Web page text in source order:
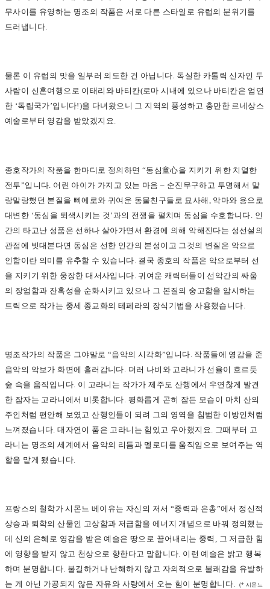
무사이를 유영하는 명조의 작품은 서로 다른 스타일로 유럽의 분위기를
드러냅니다.
물론 이 유럽의 맛을 일부러 의도한 건 아닙니다. 독실한 카톨릭 신자인 두
사람이 신혼여행으로 이태리와 바티칸(로마 시내에 있으나 바티칸은 엄연
한 ‘독립국가’입니다!)을 다녀왔으니 그 지역의 풍성하고 충만한 르네상스
예술로부터 영감을 받았겠지요.
종호작가의 작품을 한마디로 정의하면 “동심童心을 지키기 위한 치열한
전투”입니다. 어린 아이가 가지고 있는 마음 – 순진무구하고 투명해서 말
랑말랑했던 본질을 삐에로와 귀여운 동물친구들로 묘사해, 악마와 용으로
대변한 ‘동심을 퇴색시키는 것’과의 전쟁을 펼치며 동심을 수호합니다. 인
간의 타고난 성품은 선하나 살아가면서 환경에 의해 악해진다는 성선설의
관점에 빗대본다면 동심은 선한 인간의 본성이고 그것의 변질은 악으로
인함이란 의미를 유추할 수 있습니다. 결국 종호의 작품은 악으로부터 선
을 지키기 위한 웅장한 대서사입니다. 귀여운 캐릭터들이 선악간의 싸움
의 장엄함과 잔혹성을 순화시키고 있으나 그 본질의 숭고함을 암시하는
트릭으로 작가는 중세 종교화의 테페라의 장식기법을 사용했습니다.
명조작가의 작품은 그야말로 “음악의 시각화”입니다. 작품들에 영감을 준
음악의 악보가 화면에 흘러갑니다. 더러 나비와 고라니가 선율이 흐르듯
숲 속을 움직입니다. 이 고라니는 작가가 제주도 산행에서 우연찮게 발견
한 잠자는 고라니에서 비롯합니다. 평화롭게 곤히 잠든 모습이 마치 산의
주인처럼 편안해 보였고 산행인들이 되려 그의 영역을 침범한 이방인처럼
느껴졌습니다. 대자연이 품은 고라니는 힘있고 우아했지요. 그때부터 고
라니는 명조의 세계에서 음악의 리듬과 멜로디를 움직임으로 보여주는 역
할을 맡게 됐습니다.
프랑스의 철학가 시몬느 베이유는 자신의 저서 “중력과 은총”에서 정신적
상승과 퇴학의 산물인 고상함과 저급함을 에너지 개념으로 바꿔 정의했는
데 신의 은혜로 영감을 받은 예술은 땅으로 끌어내리는 중력, 그 저급한 힘
에 영향을 받지 않고 천상으로 향한다고 말합니다. 이런 예술은 밝고 행복
하며 분명합니다. 불길하거나 난해하지 않고 자의적으로 불쾌감을 유발하
는 게 아닌 가공되지 않은 자유와 사랑에서 오는 힘이 분명합니다.(*시몬느